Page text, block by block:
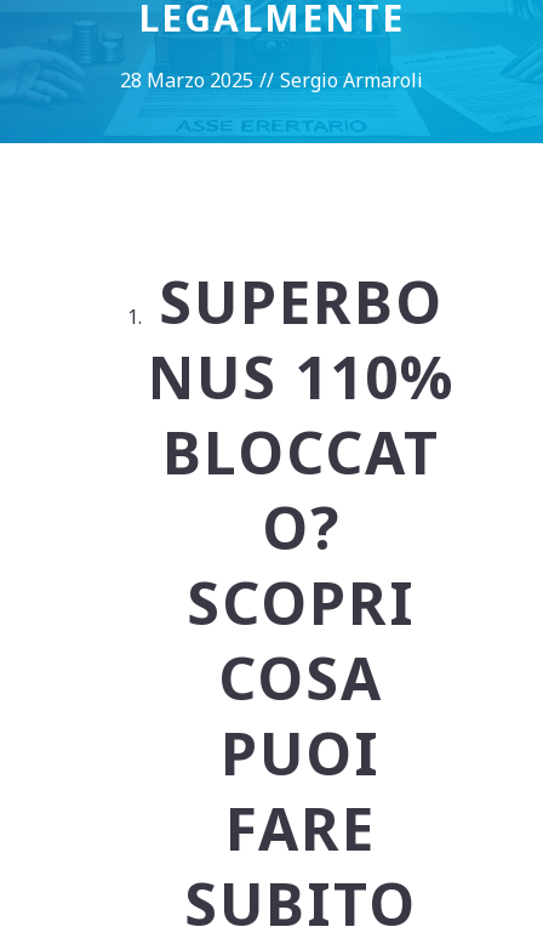
LEGALMENTE
28 Marzo 2025 // Sergio Armaroli
SUPERBO
NUS 110%
BLOCCAT
O?
SCOPRI
COSA
PUOI
FARE
SUBITO